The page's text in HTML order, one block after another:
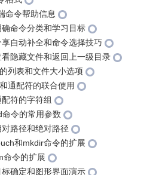
命令帮助信息
命令分类和学习目标
自动补全和命令选择技巧
隐藏文件和返回上一级目录
列表和文件大小选项
通配符的联合使用
符的字符组
令的常用参数
路径和绝对路径
和mkdir命令的扩展
命令的扩展
确定和图形界面演示